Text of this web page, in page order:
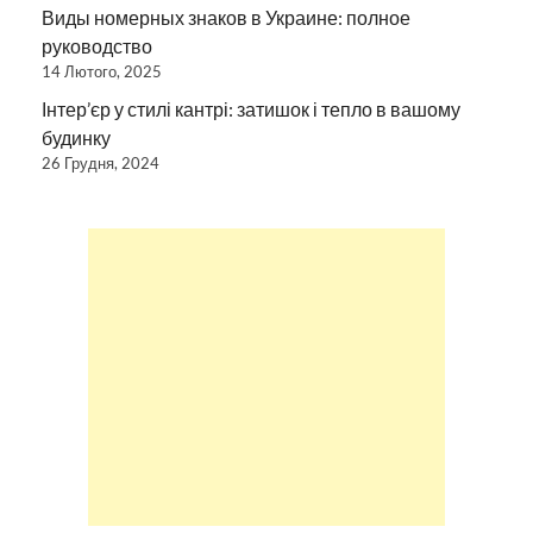
Виды номерных знаков в Украине: полное
руководство
14 Лютого, 2025
Інтер’єр у стилі кантрі: затишок і тепло в вашому
будинку
26 Грудня, 2024